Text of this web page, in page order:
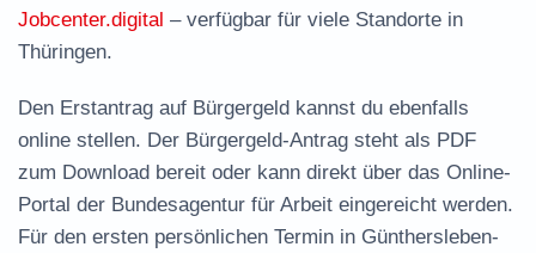
Jobcenter.digital – verfügbar für viele Standorte in
Thüringen.
Den Erstantrag auf Bürgergeld kannst du ebenfalls
online stellen. Der Bürgergeld-Antrag steht als PDF
zum Download bereit oder kann direkt über das Online-
Portal der Bundesagentur für Arbeit eingereicht werden.
Für den ersten persönlichen Termin in Günthersleben-